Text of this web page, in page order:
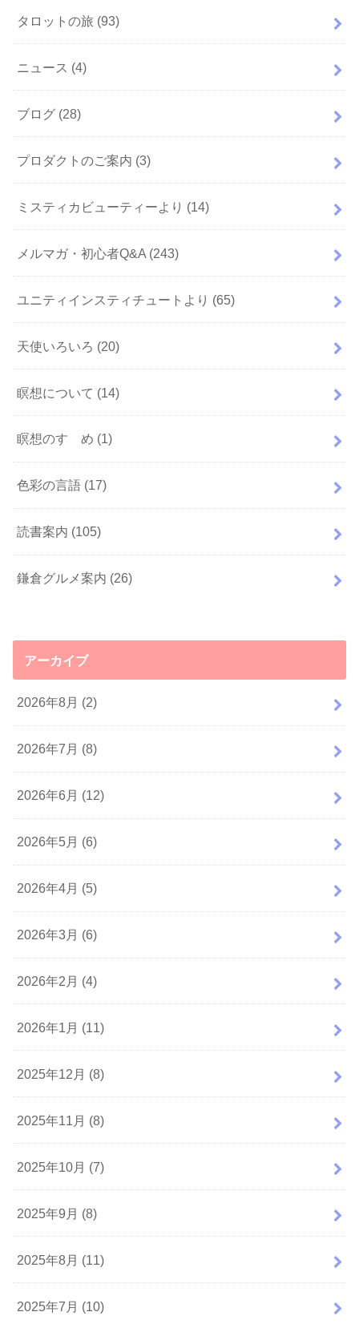
タロットの旅 (93)
ニュース (4)
ブログ (28)
プロダクトのご案内 (3)
ミスティカビューティーより (14)
メルマガ・初心者Q&A (243)
ユニティインスティチュートより (65)
天使いろいろ (20)
瞑想について (14)
瞑想のすゝめ (1)
色彩の言語 (17)
読書案内 (105)
鎌倉グルメ案内 (26)
アーカイブ
2026年8月 (2)
2026年7月 (8)
2026年6月 (12)
2026年5月 (6)
2026年4月 (5)
2026年3月 (6)
2026年2月 (4)
2026年1月 (11)
2025年12月 (8)
2025年11月 (8)
2025年10月 (7)
2025年9月 (8)
2025年8月 (11)
2025年7月 (10)